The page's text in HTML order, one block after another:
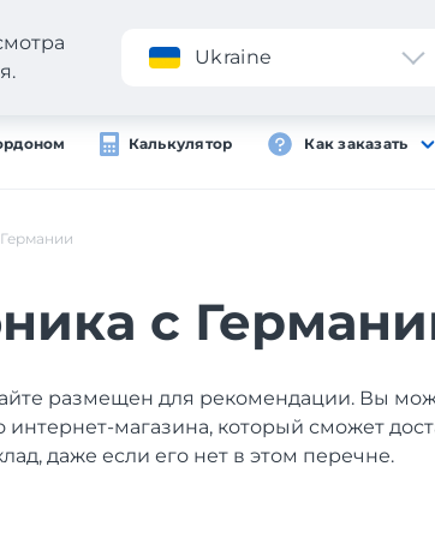
Приложение
Калькулятор Как заказать
Ukraine
с
размещен для рекомендации. Вы
интернет-магазина, который сможет
даже если его нет в этом перечне.